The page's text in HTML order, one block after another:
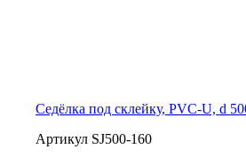
Седёлка под склейку, PVC-U, d
Артикул SJ500-160